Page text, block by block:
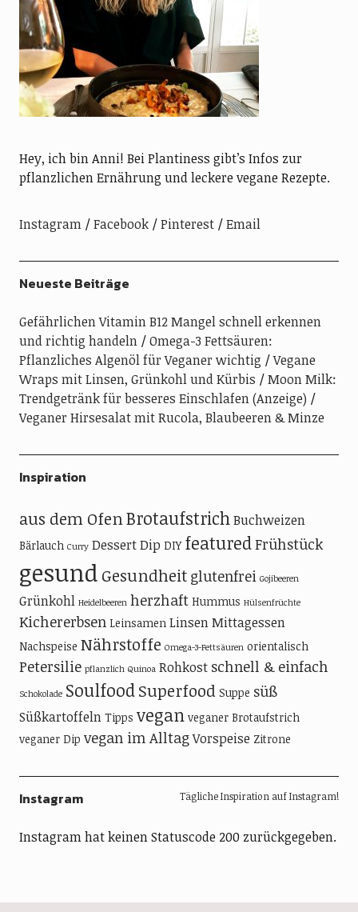
Hey, ich bin Anni! Bei Plantiness gibt’s Infos zur
pflanzlichen Ernährung und leckere vegane Rezepte.
Instagram Facebook Pinterest Email
Neueste Beiträge
Gefährlichen Vitamin B12 Mangel schnell erkennen
und richtig handeln
Omega-3 Fettsäuren:
Pflanzliches Algenöl für Veganer wichtig
Vegane
Wraps mit Linsen, Grünkohl und Kürbis
Moon Milk:
Trendgetränk für besseres Einschlafen (Anzeige)
Veganer Hirsesalat mit Rucola, Blaubeeren & Minze
Inspiration
aus dem OfenBrotaufstrichBuchweizen
Bärlauch Curry DessertDip DIY featuredFrühstück
gesund Gesundheit glutenfrei Gojibeeren
Grünkohl Heidelbeeren herzhaft Hummus Hülsenfrüchte
Kichererbsen Leinsamen LinsenMittagessen
Nachspeise Nährstoffe Omega-3-Fettsäuren orientalisch
Petersilie pflanzlich Quinoa Rohkost schnell & einfach
Schokolade SoulfoodSuperfood Suppe süß
Süßkartoffeln Tipps vegan veganer Brotaufstrich
veganer Dip vegan im AlltagVorspeise Zitrone
Instagram
Instagram hat keinen Statuscode 200 zurückgegeben.
Tägliche Inspiration auf Instagram!